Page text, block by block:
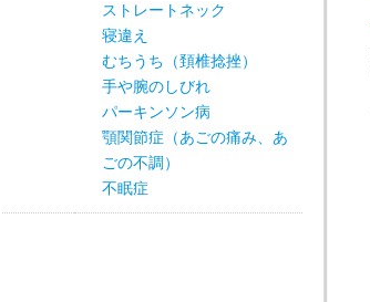
ストレートネック
寝違え
むちうち（頚椎捻挫）
手や腕のしびれ
パーキンソン病
顎関節症（あごの痛み、あ
ごの不調）
不眠症